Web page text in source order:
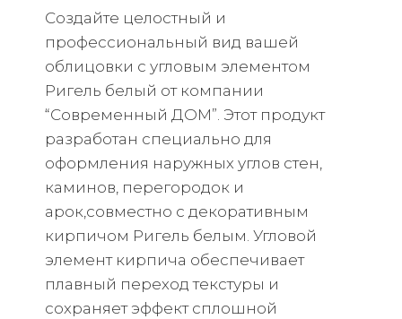
Создайте целостный и
профессиональный вид вашей
облицовки с угловым элементом
Ригель белый от компании
“Современный ДОМ”. Этот продукт
разработан специально для
оформления наружных углов стен,
каминов, перегородок и
арок,совместно с декоративным
кирпичом Ригель белым. Угловой
элемент кирпича обеспечивает
плавный переход текстуры и
сохраняет эффект сплошной